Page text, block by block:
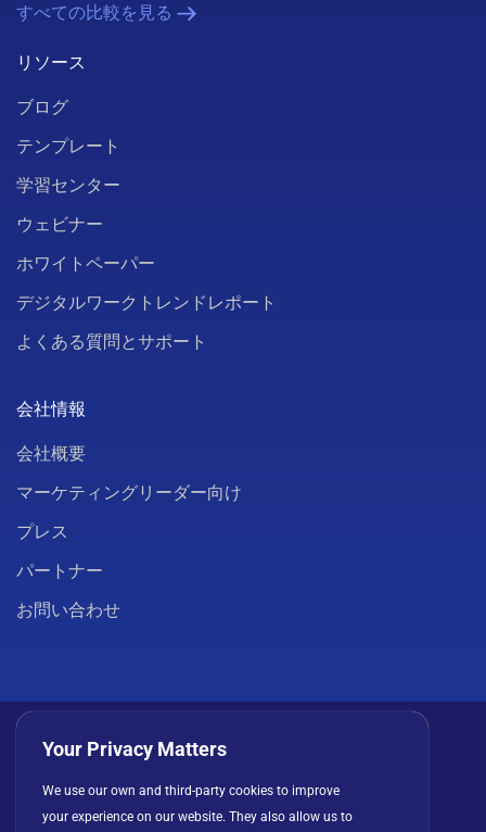
すべての比較を見る
リソース
ブログ
テンプレート
学習センター
ウェビナー
ホワイトペーパー
デジタルワークトレンドレポート
よくある質問とサポート
会社情報
会社概要
マーケティングリーダー向け
プレス
パートナー
お問い合わせ
Your Privacy Matters
We use our own and third-party cookies to improve
your experience on our website. They also allow us to